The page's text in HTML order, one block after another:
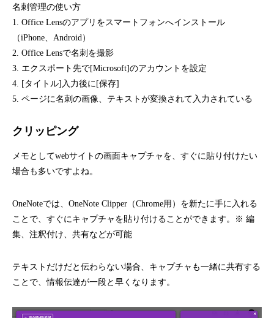
名刺管理の使い方
1. Office Lensのアプリをスマートフォンへインストール
（iPhone、Android）
2. Office Lensで名刺を撮影
3. エクスポート先で[Microsoft]のアカウントを設定
4. [タイトル]入力後に[保存]
5. ページに名刺の画像、テキストが変換されて入力されている
クリッピング
メモとしてwebサイトの画面キャプチャを、すぐに貼り付けたい
場合も多いですよね。
OneNoteでは、 OneNote Clipper（Chrome用） を新たに手に入れる
ことで、すぐにキャプチャを貼り付けることができます。
※ 編
集、注釈付け、共有などが可能
テキストだけだと伝わらない場合、キャプチャも一緒に共有する
ことで、情報伝達が一段と早くなります。